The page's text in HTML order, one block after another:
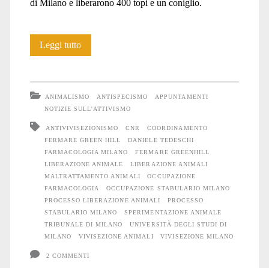
di Milano e liberarono 400 topi e un coniglio.
Leggi tuttoProcesso
di
Farmacologia:
udienza
conclusiva
e
sentenza
ANIMALISMO ANTISPECISMO
APPUNTAMENTI
NOTIZIE SULL'ATTIVISMO
ANTIVIVISEZIONISMO CNR
COORDINAMENTO
FERMARE GREEN HILL
DANIELE TEDESCHI
FARMACOLOGIA MILANO
FERMARE GREENHILL
LIBERAZIONE ANIMALE
LIBERAZIONE ANIMALI
MALTRATTAMENTO ANIMALI
OCCUPAZIONE
FARMACOLOGIA
OCCUPAZIONE STABULARIO MILANO
PROCESSO LIBERAZIONE ANIMALI
PROCESSO
STABULARIO MILANO
SPERIMENTAZIONE ANIMALE
TRIBUNALE DI MILANO
UNIVERSITÀ DEGLI STUDI DI
MILANO
VIVISEZIONE ANIMALI VIVISEZIONE MILANO
2 COMMENTI